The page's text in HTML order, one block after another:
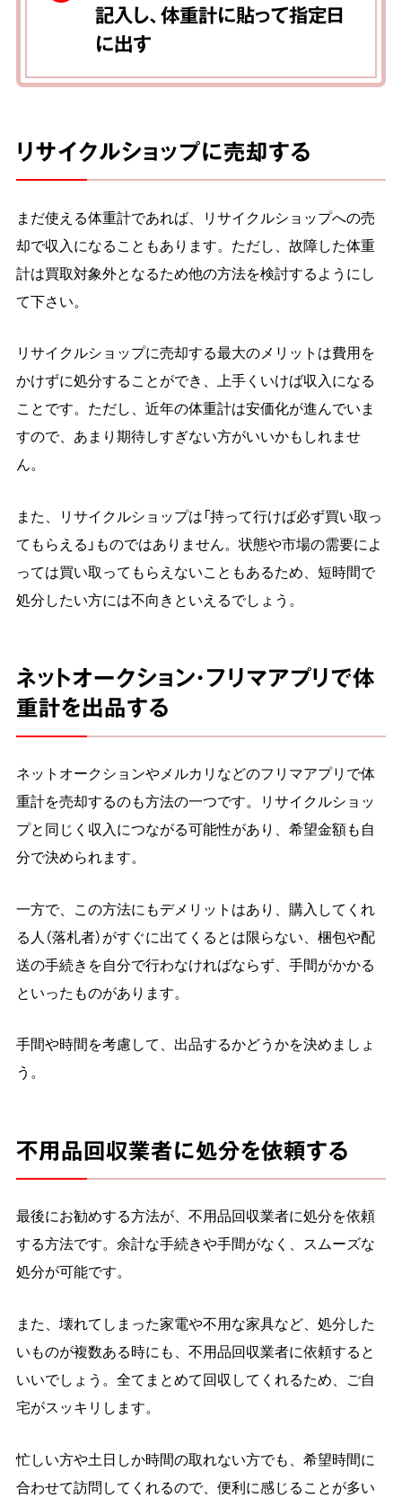
記入し、体重計に貼って指定日
に出す
リサイクルショップに売却する
まだ使える体重計であれば、リサイクルショップへの売
却で収入になることもあります。ただし、故障した体重
計は買取対象外となるため他の方法を検討するようにし
て下さい。
リサイクルショップに売却する最大のメリットは費用を
かけずに処分することができ、上手くいけば収入になる
ことです。ただし、近年の体重計は安価化が進んでいま
すので、あまり期待しすぎない方がいいかもしれませ
ん。
また、リサイクルショップは「持って行けば必ず買い取っ
てもらえる」ものではありません。状態や市場の需要によ
っては買い取ってもらえないこともあるため、短時間で
処分したい方には不向きといえるでしょう。
ネットオークション・フリマアプリで体
重計を出品する
ネットオークションやメルカリなどのフリマアプリで体
重計を売却するのも方法の一つです。リサイクルショッ
プと同じく収入につながる可能性があり、希望金額も自
分で決められます。
一方で、この方法にもデメリットはあり、購入してくれ
る人（落札者）がすぐに出てくるとは限らない、梱包や配
送の手続きを自分で行わなければならず、手間がかかる
といったものがあります。
手間や時間を考慮して、出品するかどうかを決めましょ
う。
不用品回収業者に処分を依頼する
最後にお勧めする方法が、不用品回収業者に処分を依頼
する方法です。余計な手続きや手間がなく、スムーズな
処分が可能です。
また、壊れてしまった家電や不用な家具など、処分した
いものが複数ある時にも、不用品回収業者に依頼すると
いいでしょう。全てまとめて回収してくれるため、ご自
宅がスッキリします。
忙しい方や土日しか時間の取れない方でも、希望時間に
合わせて訪問してくれるので、便利に感じることが多い